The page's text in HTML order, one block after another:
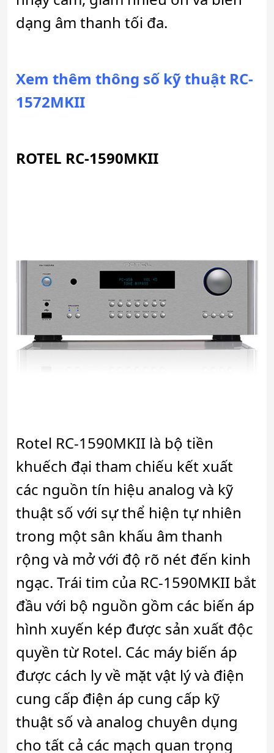
dạng âm thanh tối đa.
Xem thêm thông số kỹ thuật RC-
1572MKII
ROTEL RC-1590MKII
Rotel RC-1590MKII là bộ tiền
khuếch đại tham chiếu kết xuất
các nguồn tín hiệu analog và kỹ
thuật số với sự thể hiện tự nhiên
trong một sân khấu âm thanh
rộng và mở với độ rõ nét đến kinh
ngạc. Trái tim của RC-1590MKII bắt
đầu với bộ nguồn gồm các biến áp
hình xuyến kép được sản xuất độc
quyền từ Rotel. Các máy biến áp
được cách ly về mặt vật lý và điện
cung cấp điện áp cung cấp kỹ
thuật số và analog chuyên dụng
cho tất cả các mạch quan trọng